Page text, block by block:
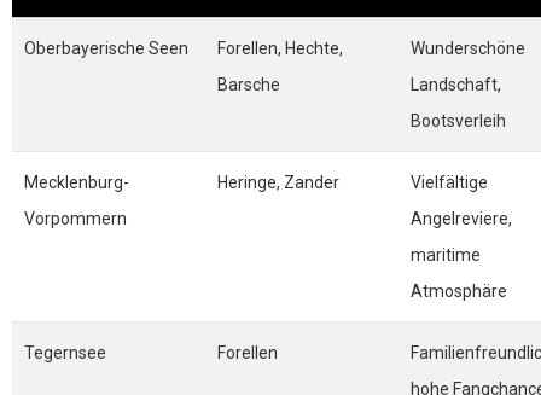
Oberbayerische Seen
Forellen, Hechte,
Barsche
Wunderschöne
Landschaft,
Bootsverleih
Mecklenburg-
Vorpommern
Heringe, Zander
Vielfältige
Angelreviere,
maritime
Atmosphäre
Tegernsee Forellen
hohe